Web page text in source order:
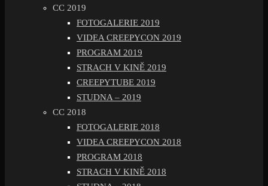
CC 2019
FOTOGALERIE 2019
VIDEA CREEPYCON 2019
PROGRAM 2019
STRACH V KINĚ 2019
CREEPYTUBE 2019
STUDNA – 2019
CC 2018
FOTOGALERIE 2018
VIDEA CREEPYCON 2018
PROGRAM 2018
STRACH V KINĚ 2018